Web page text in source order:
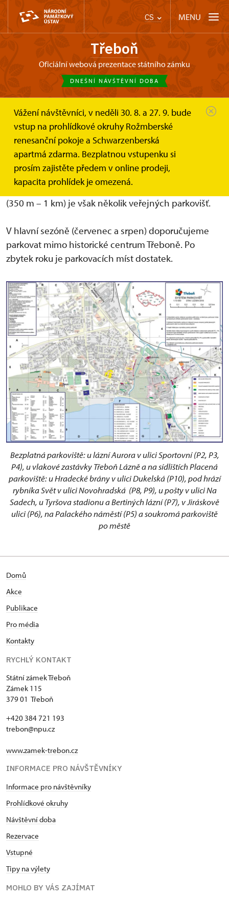
CS MENU
Třeboň
oficiální webová prezentace státního zámku
DNEŠNÍ NÁVŠTĚVNÍ DOBA
Vážení návštěvníci, v neděli 30. 8. a 27. 9. bude
vstup na prohlídkové okruhy Rožmberské
renesanční pokoje a Schwarzenberská
apartmá zdarma. Bezplatnou vstupenku si
prosím zajistěte předem v online prodeji,
kapacita prohlídek je omezená.
Třeboň Informace pro návštěvníky Parkování
Parkování
Zámek nemá parkovací kapacity pro návštěvníky ani
ubytované hosty. V blízkosti zámeckého areálu
(350 m – 1 km) je však několik veřejných parkovišť.
V hlavní sezóně (červenec a srpen) doporučujeme
parkovat mimo historické centrum Třeboně. Po
zbytek roku je parkovacích míst dostatek.
Bezplatná parkoviště: u lázní Aurora v ulici Sportovní (P2, P3,
P4), u vlakové zastávky Třeboň Lázně a na sídlištích Placená
parkoviště: u Hradecké brány v ulici Dukelská (P10), pod hrází
rybníka Svět v ulici Novohradská (P8, P9), u pošty v ulici Na
Sadech, u Tyršova stadionu a Bertiných lázní (P7), v Jiráskově
ulici (P6), na Palackého náměstí (P5) a soukromá parkoviště
po městě
Domů
Akce
Publikace
Pro média
Kontakty
RYCHLÝ KONTAKT
Státní zámek Třeboň
Zámek 115
379 01 Třeboň
+420 384 721 193
trebon@npu.cz
www.zamek-trebon.cz
INFORMACE PRO NÁVŠTĚVNÍKY
Informace pro návštěvníky
Prohlídkové okruhy
Návštěvní doba
Rezervace
Vstupné
Tipy na výlety
MOHLO BY VÁS ZAJÍMAT